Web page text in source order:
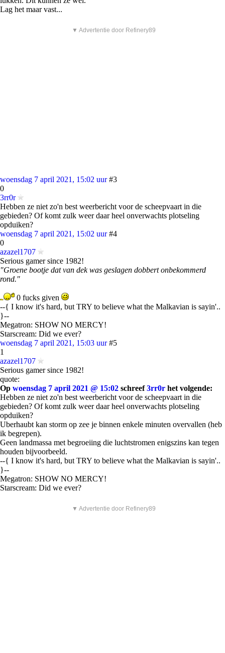
Lag het maar vast...
▼ Advertentie door Refinery89
woensdag 7 april 2021, 15:02 uur #3
0
3rr0r
Hebben ze niet zo'n best weerbericht voor de scheepvaart in die
gebieden? Of komt zulk weer daar heel onverwachts plotseling
opduiken?
woensdag 7 april 2021, 15:02 uur #4
0
azazel1707
Serious gamer since 1982!
"Groene bootje dat van dek was geslagen dobbert onbekommerd
rond."
0 fucks given
--{ I know it's hard, but TRY to believe what the Malkavian is sayin'..
}--
Megatron: SHOW NO MERCY!
Starscream: Did we ever?
woensdag 7 april 2021, 15:03 uur #5
1
azazel1707
Serious gamer since 1982!
quote:
Op woensdag 7 april 2021 @ 15:02 schreef3rr0r het volgende:
Hebben ze niet zo'n best weerbericht voor de scheepvaart in die
gebieden? Of komt zulk weer daar heel onverwachts plotseling
opduiken?
Uberhaubt kan storm op zee je binnen enkele minuten overvallen (heb
ik begrepen).
Geen landmassa met begroeiing die luchtstromen enigszins kan tegen
houden bijvoorbeeld.
--{ I know it's hard, but TRY to believe what the Malkavian is sayin'..
}--
Megatron: SHOW NO MERCY!
Starscream: Did we ever?
▼ Advertentie door Refinery89